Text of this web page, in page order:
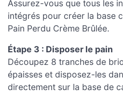
Assurez-vous que tous les
intégrés pour créer la base
Pain Perdu Crème Brûlée.
Étape 3 : Disposer le pain
Découpez 8 tranches de
épaisses et disposez-les
directement sur la base de